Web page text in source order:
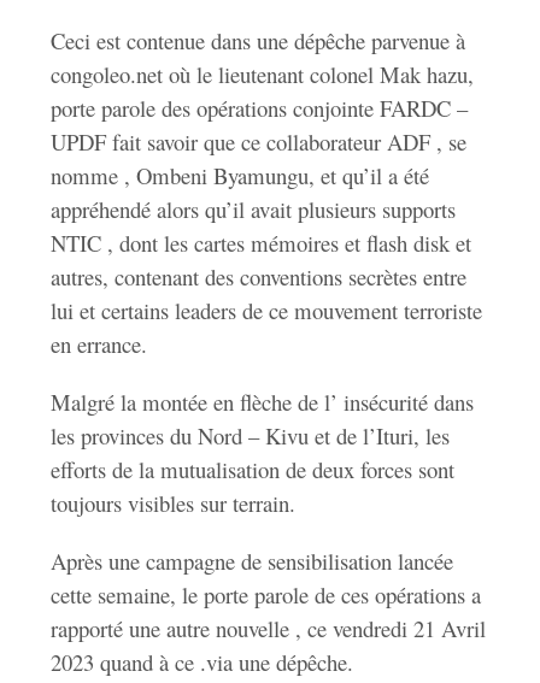
Ceci est contenue dans une dépêche parvenue à
congoleo.net où le lieutenant colonel Mak hazu,
porte parole des opérations conjointe FARDC –
UPDF fait savoir que ce collaborateur ADF , se
nomme , Ombeni Byamungu, et qu’il a été
appréhendé alors qu’il avait plusieurs supports
NTIC , dont les cartes mémoires et flash disk et
autres, contenant des conventions secrètes entre
lui et certains leaders de ce mouvement terroriste
en errance.
Malgré la montée en flèche de l’ insécurité dans
les provinces du Nord – Kivu et de l’Ituri, les
efforts de la mutualisation de deux forces sont
toujours visibles sur terrain.
Après une campagne de sensibilisation lancée
cette semaine, le porte parole de ces opérations a
rapporté une autre nouvelle , ce vendredi 21 Avril
2023 quand à ce .via une dépêche.